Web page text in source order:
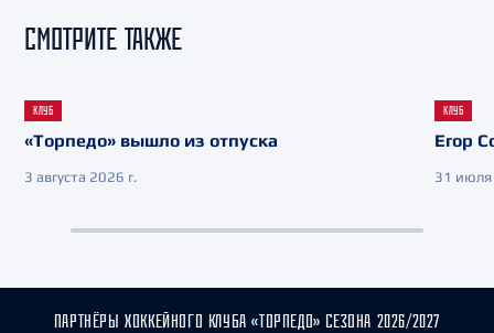
СМОТРИТЕ ТАКЖЕ
КЛУБ
«Торпедо» вышло из отпуска
3 августа 2026 г.
КЛУБ
Егор
31 июля
ПАРТНЁРЫ ХОККЕЙНОГО КЛУБА «ТОРПЕДО» СЕЗОНА 2026/2027